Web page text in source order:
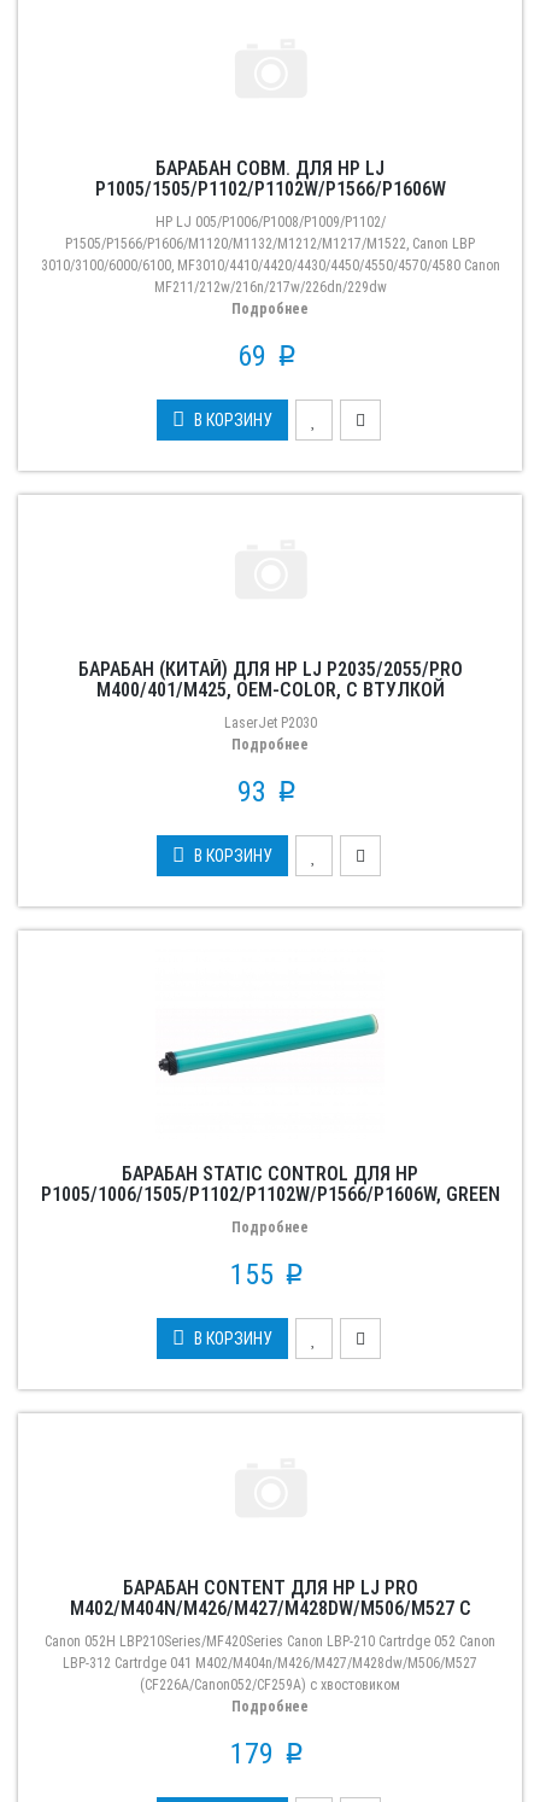
БАРАБАН СОВМ. ДЛЯ HP LJ
P1005/1505/P1102/P1102W/P1566/P1606W
HP LJ 005/P1006/P1008/P1009/P1102/
P1505/P1566/P1606/M1120/M1132/M1212/M1217/M1522, Canon LBP
3010/3100/6000/6100, MF3010/4410/4420/4430/4450/4550/4570/4580 Canon
MF211/212w/216n/217w/226dn/229dw
Подробнее
69 p
В КОРЗИНУ
БАРАБАН (КИТАЙ) ДЛЯ HP LJ P2035/2055/PRO
M400/401/M425, OEM-COLOR, С ВТУЛКОЙ
LaserJet P2030
Подробнее
93 p
В КОРЗИНУ
БАРАБАН STATIC CONTROL ДЛЯ HP
P1005/1006/1505/P1102/P1102W/P1566/P1606W, GREEN
Подробнее
155 p
В КОРЗИНУ
БАРАБАН CONTENT ДЛЯ HP LJ PRO
M402/M404N/M426/M427/M428DW/M506/M527 С
Canon 052H LBP210Series/MF420Series Canon LBP-210 Cartrdge 052 Canon
LBP-312 Cartrdge 041 M402/M404n/M426/M427/M428dw/М506/М527
(CF226A/Canon052/CF259A) с хвостовиком
Подробнее
179 p